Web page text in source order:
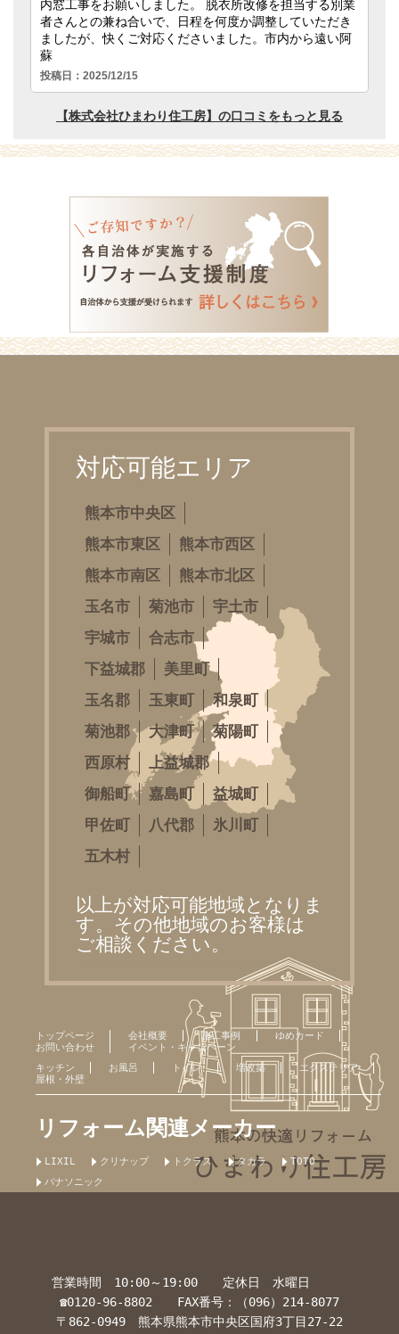
対応可能エリア
熊本市中央区
熊本市東区
熊本市西区
熊本市南区
熊本市北区
玉名市
菊池市
宇土市
宇城市
合志市
下益城郡
美里町
玉名郡
玉東町
和泉町
菊池郡
大津町
菊陽町
西原村
上益城郡
御船町
嘉島町
益城町
甲佐町
八代郡
氷川町
五木村
以上が対応可能地域となりま
す。その他地域のお客様は
ご相談ください。
トップページ 会社概要 施工事例
ゆめカード
お問い合わせ
イベント・キャンペーン
キッチン
お風呂 トイレ 増改築
エクステリア
屋根・外壁
リフォーム関連メーカー
LIXIL クリナップ トクラス タカラ
TOTO
パナソニック
営業時間 10:00～19:00 定休日 水曜日
☎0120-96-8802 FAX番号：（096）214-8077
〒862-0949 熊本県熊本市中央区国府3丁目27-22